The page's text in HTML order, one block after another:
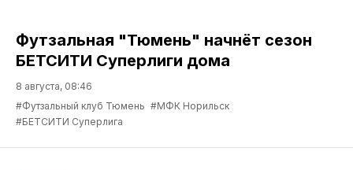
Футзальная "Тюмень" начнёт сезон
БЕТСИТИ Суперлиги дома
8 августа, 08:46
#Футзальный клуб Тюмень #МФК Норильск
#БЕТСИТИ Суперлига